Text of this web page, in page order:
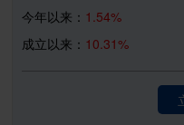
今年以来： 1.54%
成立以来： 10.31%